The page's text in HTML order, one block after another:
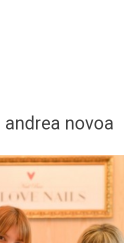
andrea novoa